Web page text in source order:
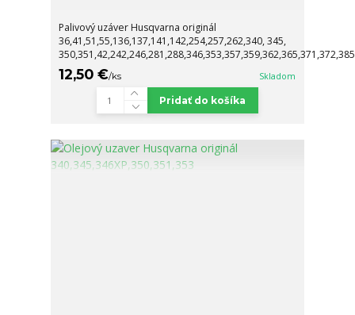
Palivový uzáver Husqvarna originál
36,41,51,55,136,137,141,142,254,257,262,340, 345,
12,50 €/ks Skladom
Pridať do košíka